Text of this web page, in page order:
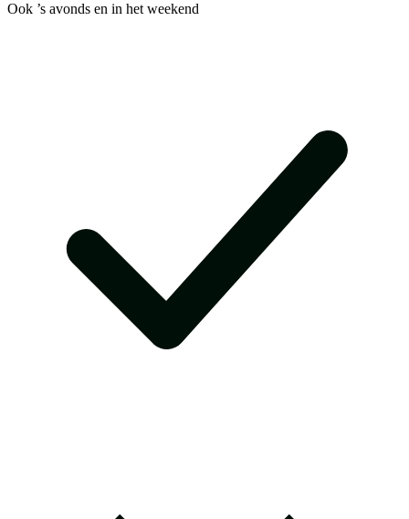
Ook ’s avonds en in het weekend